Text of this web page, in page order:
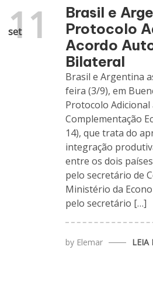
set
11
Brasil e
Protocolo
Acordo
Bilateral
Brasil e Argentina
feira (3/9), em
Protocolo Adicional
Complementação
14), que trata do
integração
entre os dois
pelo secretário de
Ministério da
pelo secretário […]
by Elemar LEIA